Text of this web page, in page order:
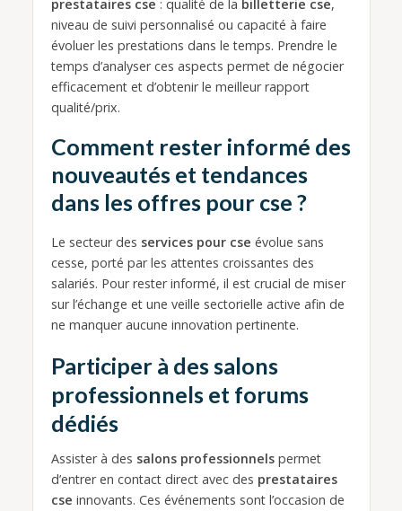
prestataires cse : qualité de la billetterie cse,
niveau de suivi personnalisé ou capacité à faire
évoluer les prestations dans le temps. Prendre le
temps d’analyser ces aspects permet de négocier
efficacement et d’obtenir le meilleur rapport
qualité/prix.
Comment rester informé des
nouveautés et tendances
dans les offres pour cse ?
Le secteur des services pour cse évolue sans
cesse, porté par les attentes croissantes des
salariés. Pour rester informé, il est crucial de miser
sur l’échange et une veille sectorielle active afin de
ne manquer aucune innovation pertinente.
Participer à des salons
professionnels et forums
dédiés
Assister à des salons professionnelspermet
d’entrer en contact direct avec des prestataires
cse innovants. Ces événements sont l’occasion de